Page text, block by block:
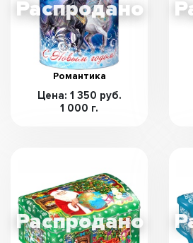
Романтика
Цена: 1 350 руб.
1 000 г.